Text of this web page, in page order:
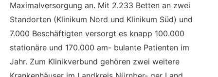
Maximalversorgung an. Mit 2.233 Betten an zwei
Standorten (Klinikum Nord und Klinikum Süd) und
7.000 Beschäftigten versorgt es knapp 100.000
stationäre und 170.000 am- bulante Patienten im
Jahr. Zum Klinikverbund gehören zwei weitere